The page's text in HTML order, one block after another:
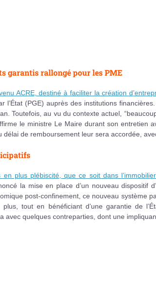
garantis rallongé pour les PME
ACRE, destiné à faciliter la création
(PGE) auprès des institutions
Toutefois, au vu du contexte actuel,
le ministre Le Maire durant son entretien
de remboursement leur sera accordée,
plus plébiscité, que ce soit dans
la mise en place d’un nouveau dispositif
post-confinement, ce nouveau système
tout en bénéficiant d’une garantie de
avec quelques contreparties, dont une